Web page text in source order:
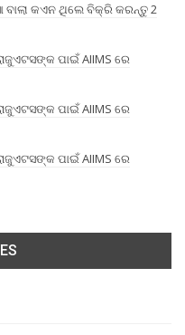
ବାଲା କଏନ ଥିଲେ ବିକ୍ରି କରନ୍ତୁ 2
ପାଇଁ AIIMS ରେ
ପାଇଁ AIIMS ରେ
ପାଇଁ AIIMS ରେ